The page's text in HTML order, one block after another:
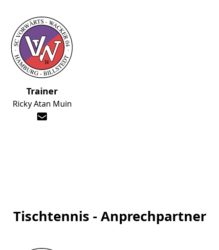
Trainer
Ricky Atan Muin
Tischtennis - Anprechpartner